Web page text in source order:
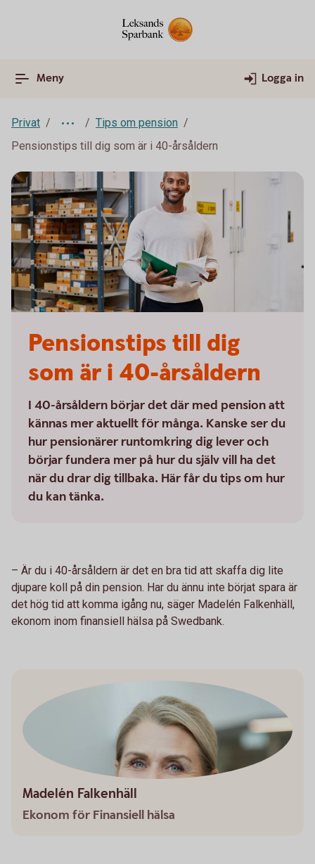
Meny Logga in
Privat
Tips om pension
Pensionstips till dig som är i 40-årsåldern
Pensionstips till dig
som är i 40-årsåldern
I 40-årsåldern börjar det där med pension att
kännas mer aktuellt för många. Kanske ser du
hur pensionärer runtomkring dig lever och
börjar fundera mer på hur du själv vill ha det
när du drar dig tillbaka. Här får du tips om hur
du kan tänka.
– Är du i 40-årsåldern är det en bra tid att skaffa dig lite
djupare koll på din pension. Har du ännu inte börjat spara är
det hög tid att komma igång nu, säger Madelén Falkenhäll,
ekonom inom finansiell hälsa på Swedbank.
Madelén Falkenhäll
Ekonom för Finansiell hälsa